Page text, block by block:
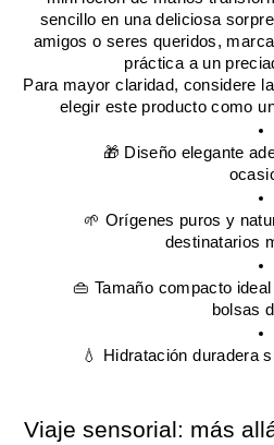
sencillo en una deliciosa
amigos o seres queridos,
práctica a un
Para mayor claridad, considere
elegir este producto como
🎁 Diseño elegante
🌱 Orígenes puros y
destinatarios
👜 Tamaño compacto
bolsas
💧 Hidratación duradera
Viaje sensorial: más